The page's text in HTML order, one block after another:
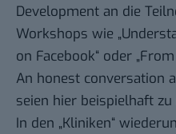
Development an die
Workshops wie
on Facebook“ oder
An honest conversation
seien hier beispielhaft zu
In den „Kliniken“